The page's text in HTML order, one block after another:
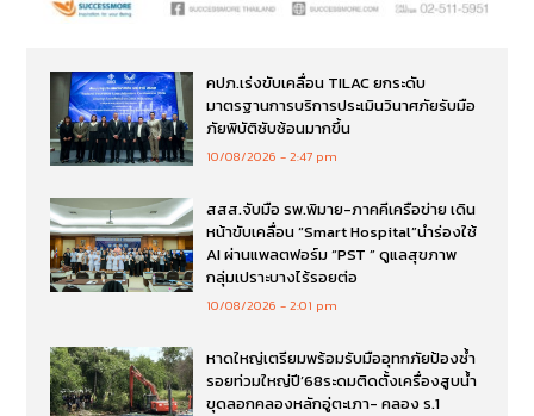
คปภ.เร่งขับเคลื่อน TILAC ยกระดับ
มาตรฐานการบริการประเมินวินาศภัยรับมือ
ภัยพิบัติซับซ้อนมากขึ้น
10/08/2026 2:47 pm
สสส.จับมือ รพ.พิมาย-ภาคคีเครือข่าย เดิน
หน้าขับเคลื่อน “Smart Hospital”นำร่องใช้
AI ผ่านแพลตฟอร์ม “PST ” ดูแลสุขภาพ
กลุ่มเปราะบางไร้รอยต่อ
10/08/2026 2:01 pm
หาดใหญ่เตรียมพร้อมรับมืออุทกภัยป้องซ้ำ
รอยท่วมใหญ่ปี’68ระดมติดตั้งเครื่องสูบน้ำ
ขุดลอกคลองหลักอู่ตะเภา- คลอง ร.1